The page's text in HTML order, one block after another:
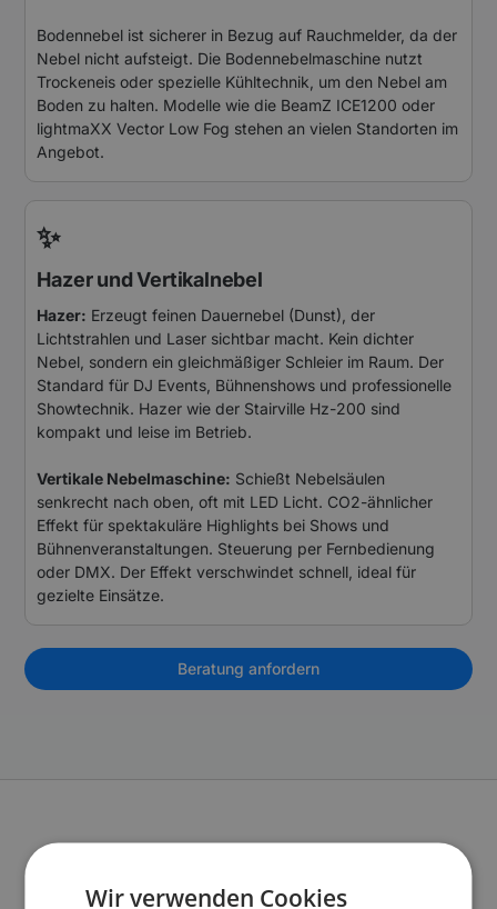
Bodennebel ist sicherer in Bezug auf Rauchmelder, da der
Nebel nicht aufsteigt. Die Bodennebelmaschine nutzt
Trockeneis oder spezielle Kühltechnik, um den Nebel am
Boden zu halten. Modelle wie die BeamZ ICE1200 oder
lightmaXX Vector Low Fog stehen an vielen Standorten im
Angebot.
✨
Hazer und Vertikalnebel
Hazer: Erzeugt feinen Dauernebel (Dunst), der
Lichtstrahlen und Laser sichtbar macht. Kein dichter
Nebel, sondern ein gleichmäßiger Schleier im Raum. Der
Standard für DJ Events, Bühnenshows und professionelle
Showtechnik. Hazer wie der Stairville Hz-200 sind
kompakt und leise im Betrieb.
Vertikale Nebelmaschine: Schießt Nebelsäulen
senkrecht nach oben, oft mit LED Licht. CO2-ähnlicher
Effekt für spektakuläre Highlights bei Shows und
Bühnenveranstaltungen. Steuerung per Fernbedienung
oder DMX. Der Effekt verschwindet schnell, ideal für
gezielte Einsätze.
Beratung anfordern
Wir verwenden Cookies